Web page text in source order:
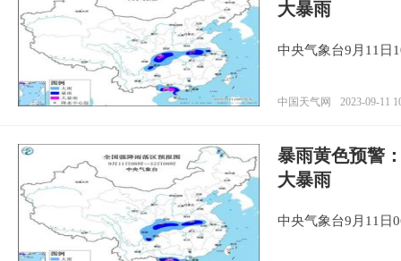
大暴雨
中央气象台9月11日
中国天气网 2023-09-11
暴雨黄色预警
大暴雨
中央气象台9月11日